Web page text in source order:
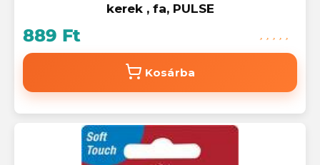
kerek , fa, PULSE
889 Ft
Kosárba